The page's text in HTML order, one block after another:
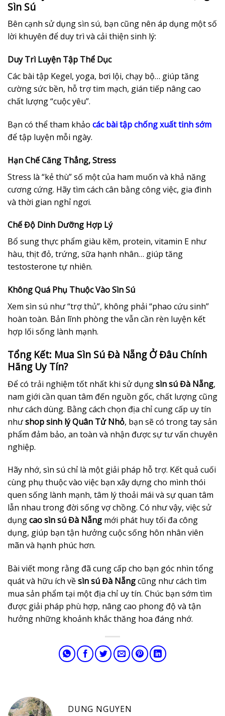
Sìn Sú
Bên cạnh sử dụng sìn sú, bạn cũng nên áp dụng một số
lời khuyên để duy trì và cải thiện sinh lý:
Duy Trì Luyện Tập Thể Dục
Các bài tập Kegel, yoga, bơi lội, chạy bộ… giúp tăng
cường sức bền, hỗ trợ tim mạch, gián tiếp nâng cao
chất lượng “cuộc yêu”.
Bạn có thể tham khảo các bài tập chống xuất tinh sớm
để tập luyện mỗi ngày.
Hạn Chế Căng Thẳng, Stress
Stress là “kẻ thù” số một của ham muốn và khả năng
cương cứng. Hãy tìm cách cân bằng công việc, gia đình
và thời gian nghỉ ngơi.
Chế Độ Dinh Dưỡng Hợp Lý
Bổ sung thực phẩm giàu kẽm, protein, vitamin E như
hàu, thịt đỏ, trứng, sữa hạnh nhân… giúp tăng
testosterone tự nhiên.
Không Quá Phụ Thuộc Vào Sìn Sú
Xem sìn sú như “trợ thủ”, không phải “phao cứu sinh”
hoàn toàn. Bản lĩnh phòng the vẫn cần rèn luyện kết
hợp lối sống lành mạnh.
Tổng Kết: Mua Sìn Sú Đà Nẵng Ở Đâu Chính
Hãng Uy Tín?
Để có trải nghiệm tốt nhất khi sử dụngsìn sú Đà Nẵng,
nam giới cần quan tâm đến nguồn gốc, chất lượng cũng
như cách dùng. Bằng cách chọn địa chỉ cung cấp uy tín
nhưshop sinh lý Quân Tử Nhỏ, bạn sẽ có trong tay sản
phẩm đảm bảo, an toàn và nhận được sự tư vấn chuyên
nghiệp.
Hãy nhớ, sìn sú chỉ là một giải pháp hỗ trợ. Kết quả cuối
cùng phụ thuộc vào việc bạn xây dựng cho mình thói
quen sống lành mạnh, tâm lý thoải mái và sự quan tâm
lẫn nhau trong đời sống vợ chồng. Có như vậy, việc sử
dụngcao sìn sú Đà Nẵng mới phát huy tối đa công
dụng, giúp bạn tận hưởng cuộc sống hôn nhân viên
mãn và hạnh phúc hơn.
Bài viết mong rằng đã cung cấp cho bạn góc nhìn tổng
quát và hữu ích vềsìn sú Đà Nẵngcũng như cách tìm
mua sản phẩm tại một địa chỉ uy tín. Chúc bạn sớm tìm
được giải pháp phù hợp, nâng cao phong độ và tận
hưởng những khoảnh khắc thăng hoa đáng nhớ.
DUNG NGUYEN